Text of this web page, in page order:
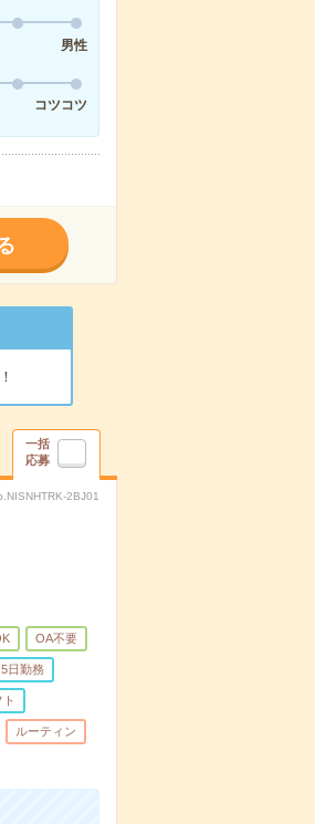
男性
コツコツ
一括
応募
2BJ01
OA不要
日勤務
ルーティン